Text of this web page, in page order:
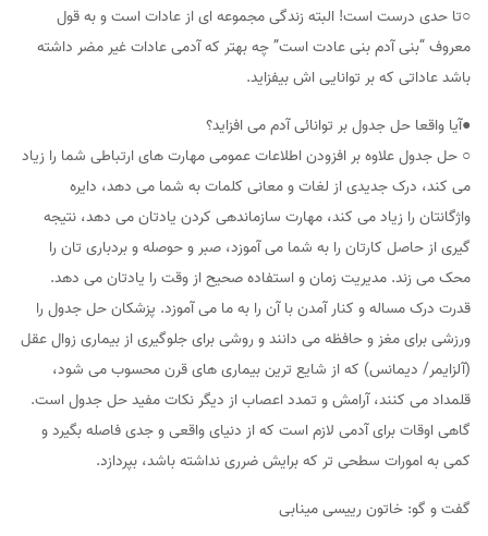
○تا حدی درست است! البته زندگی مجموعه ای از عادات است و به قول
معروف “بنی آدم بنی عادت است” چه بهتر که آدمی عادات غیر مضر داشته
باشد عاداتی که بر توانایی اش بیفزاید.
●آیا واقعا حل جدول بر توانائی آدم می افزاید؟
○ حل جدول علاوه بر افزودن اطلاعات عمومی مهارت های ارتباطی شما را زیاد
می کند، درک جدیدی از لغات و معانی کلمات به شما می دهد، دایره
واژگانتان را زیاد می کند، مهارت سازماندهی کردن یادتان می دهد، نتیجه
گیری از حاصل کارتان را به شما می آموزد، صبر و حوصله و بردباری تان را
محک می زند. مدیریت زمان و استفاده صحیح از وقت را یادتان می دهد.
قدرت درک مساله و کنار آمدن با آن را به ما می آموزد. پزشکان حل جدول را
ورزشی برای مغز و حافظه می دانند و روشی برای جلوگیری از بیماری زوال عقل
(آلزایمر/ دیمانس) که از شایع ترین بیماری های قرن محسوب می شود،
قلمداد می کنند، آرامش و تمدد اعصاب از دیگر نکات مفید حل جدول است.
گاهی اوقات برای آدمی لازم است که از دنیای واقعی و جدی فاصله بگیرد و
کمی به امورات سطحی تر که برایش ضرری نداشته باشد، بپردازد.
گفت و گو: خاتون رییسی مینابی